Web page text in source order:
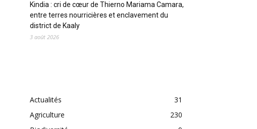
Kindia : cri de cœur de Thierno Mariama Camara,
entre terres nourricières et enclavement du
district de Kaaly
3 août 2026
Actualités
31
Agriculture
230